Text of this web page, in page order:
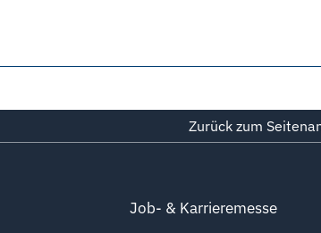
Zurück zum
Job- & Karrieremesse